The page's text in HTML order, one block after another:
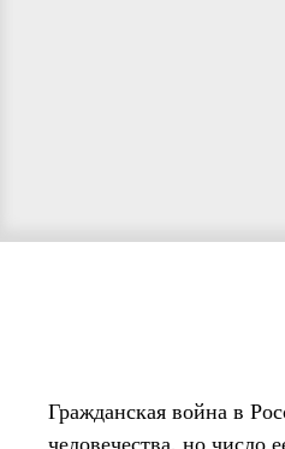
Гражданская война в
человечества, но число